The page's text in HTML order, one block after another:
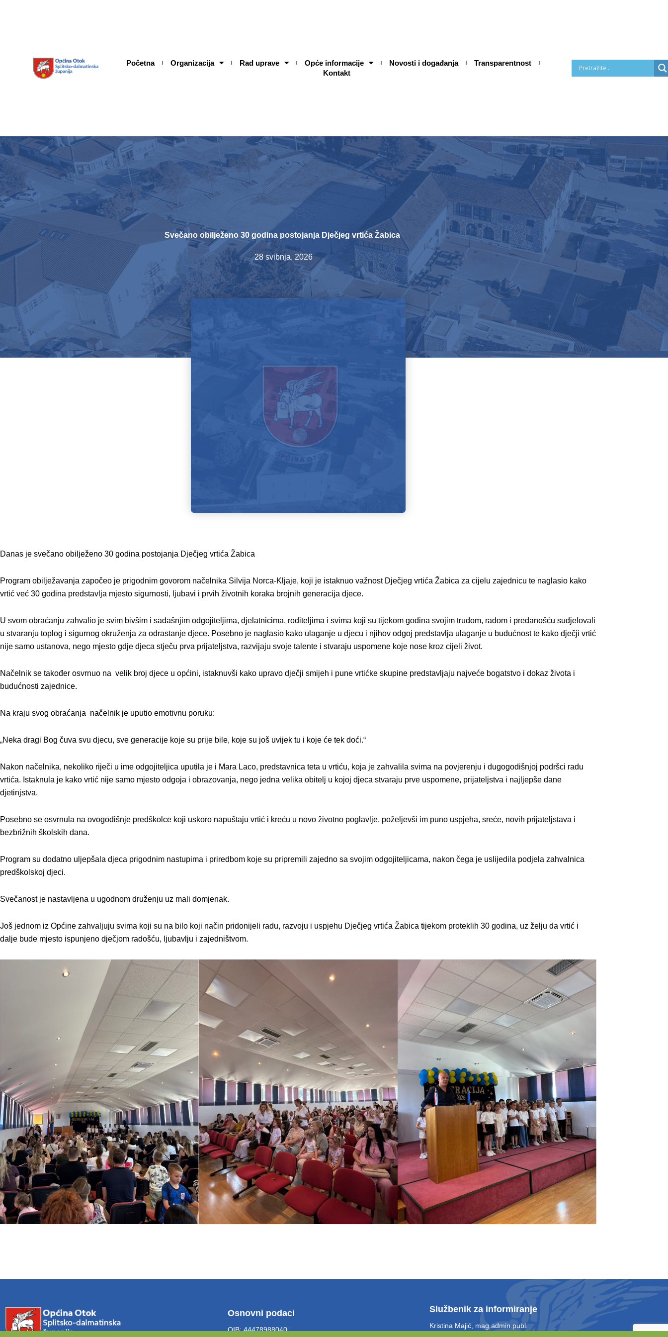
Početna Organizacija Rad uprave Opće informacije Novosti i događanja
Transparentnost
Kontakt
Svečano obilježeno 30 godina postojanja Dječjeg vrtića Žabica
28 svibnja, 2026
Danas je svečano obilježeno 30 godina postojanja Dječjeg vrtića Žabica
Program obilježavanja započeo je prigodnim govorom načelnika Silvija Norca-Kljaje, koji je istaknuo važnost Dječjeg vrtića Žabica za cijelu zajednicu te naglasio kako
vrtić već 30 godina predstavlja mjesto sigurnosti, ljubavi i prvih životnih koraka brojnih generacija djece.
U svom obraćanju zahvalio je svim bivšim i sadašnjim odgojiteljima, djelatnicima, roditeljima i svima koji su tijekom godina svojim trudom, radom i predanošću sudjelovali
u stvaranju toplog i sigurnog okruženja za odrastanje djece. Posebno je naglasio kako ulaganje u djecu i njihov odgoj predstavlja ulaganje u budućnost te kako dječji vrtić
nije samo ustanova, nego mjesto gdje djeca stječu prva prijateljstva, razvijaju svoje talente i stvaraju uspomene koje nose kroz cijeli život.
Načelnik se također osvrnuo na velik broj djece u općini, istaknuvši kako upravo dječji smijeh i pune vrtićke skupine predstavljaju najveće bogatstvo i dokaz života i
budućnosti zajednice.
Na kraju svog obraćanja načelnik je uputio emotivnu poruku:
„Neka dragi Bog čuva svu djecu, sve generacije koje su prije bile, koje su još uvijek tu i koje će tek doći.“
Nakon načelnika, nekoliko riječi u ime odgojiteljica uputila je i Mara Laco, predstavnica teta u vrtiću, koja je zahvalila svima na povjerenju i dugogodišnjoj podršci radu
vrtića. Istaknula je kako vrtić nije samo mjesto odgoja i obrazovanja, nego jedna velika obitelj u kojoj djeca stvaraju prve uspomene, prijateljstva i najljepše dane
djetinjstva.
Posebno se osvrnula na ovogodišnje predškolce koji uskoro napuštaju vrtić i kreću u novo životno poglavlje, poželjevši im puno uspjeha, sreće, novih prijateljstava i
bezbrižnih školskih dana.
Program su dodatno uljepšala djeca prigodnim nastupima i priredbom koje su pripremili zajedno sa svojim odgojiteljicama, nakon čega je uslijedila podjela zahvalnica
predškolskoj djeci.
Svečanost je nastavljena u ugodnom druženju uz mali domjenak.
Još jednom iz Općine zahvaljuju svima koji su na bilo koji način pridonijeli radu, razvoju i uspjehu Dječjeg vrtića Žabica tijekom proteklih 30 godina, uz želju da vrtić i
dalje bude mjesto ispunjeno dječjom radošću, ljubavlju i zajedništvom.
Osnovni podaci
OIB: 44478988040
Službenik za informiranje
Kristina Majić, mag.admin.publ.